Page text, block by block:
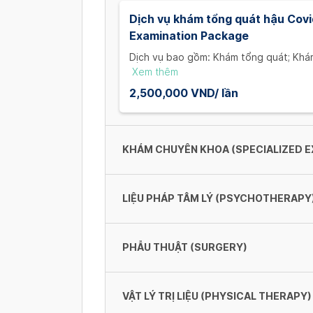
Dịch vụ khám tổng quát hậu
Examination Package
Dịch vụ bao gồm: Khám tổng quát;
nghiệm: Công thức máu; CRP; VS;
Siêu âm Doppler TM sâu; và Xquang
không cản quang. / Services include:
examination; Tests such as: Complete
ray; but does not include NECT.
Xem thêm
2,500,000 VND/ lần
KHÁM CHUYÊN KHOA (SPECIALIZED
Khám tổng quát
300,000 VND/ Lần
Khám tâm thần kinh
500,000 VND/ Lần
LIỆU PHÁP TÂM LÝ
Liệu pháp hành vi tác phong
500,000 VND/ Lần
PHẪU THUẬT (SURGERY)
Phẫu thuật u trên da dưới 2cm
VẬT LÝ TRỊ LIỆU (PHYSICAL THERAPY)